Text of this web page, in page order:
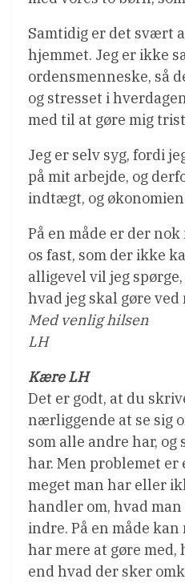
Samtidig er det svært
hjemmet. Jeg er ikke
ordensmenneske, så
og stresset i
med til at gøre mig
Jeg er selv syg, fordi
på mit arbejde, og
indtægt, og
På en måde er der
os fast, som der ikke
alligevel vil jeg
hvad jeg skal gøre
Med venlig hilsen
LH
Kære LH
Det er godt, at du
nærliggende at se sig
som alle andre har, og
har. Men problemet
meget man har eller
handler om, hvad
indre. På en måde
har mere at gøre med,
end hvad der sker